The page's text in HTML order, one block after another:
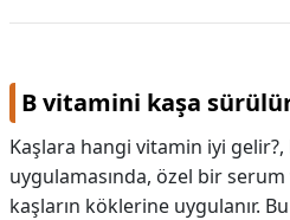
B vitamini kaşa
Kaşlara hangi vitamin iyi
uygulamasında, özel bir serum
kaşların köklerine uygulanır.